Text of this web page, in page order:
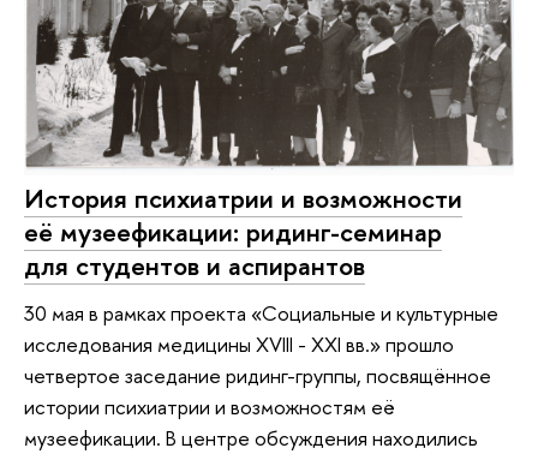
История психиатрии и возможности
её музеефикации: ридинг-семинар
для студентов и аспирантов
30 мая в рамках проекта «Социальные и культурные
исследования медицины XVIII - XXI вв.» прошло
четвертое заседание ридинг-группы, посвящённое
истории психиатрии и возможностям её
музеефикации. В центре обсуждения находились